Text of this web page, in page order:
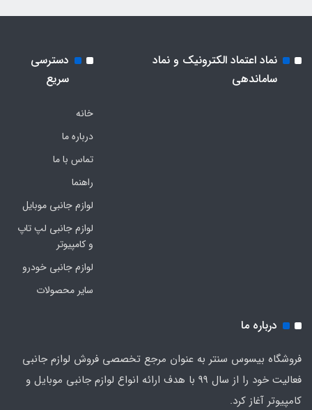
نماد اعتماد الکترونیک و نماد
ساماندهی
دسترسی
سریع
خانه
درباره ما
تماس با ما
راهنما
لوازم جانبی موبایل
لوازم جانبی لپ تاپ
و کامپیوتر
لوازم جانبی خودرو
سایر محصولات
درباره ما
فروشگاه بیسوس سنتر به عنوان مرجع تخصصی فروش لوازم جانبی
فعالیت خود را از سال 99 با هدف ارائه انواع لوازم جانبی موبایل و
کامپیوتر آغاز کرد.